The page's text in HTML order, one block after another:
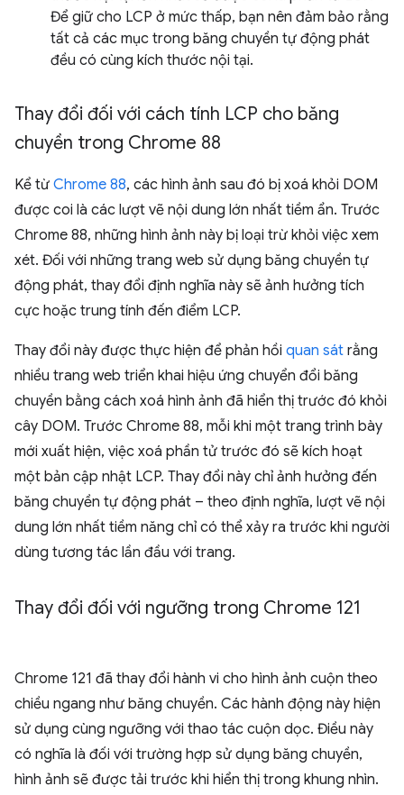
Để giữ cho LCP ở mức thấp, bạn nên đảm bảo rằng
tất cả các mục trong băng chuyền tự động phát
đều có cùng kích thước nội tại.
Thay đổi đối với cách tính LCP cho băng
chuyền trong Chrome 88
Kể từ Chrome 88, các hình ảnh sau đó bị xoá khỏi DOM
được coi là các lượt vẽ nội dung lớn nhất tiềm ẩn. Trước
Chrome 88, những hình ảnh này bị loại trừ khỏi việc xem
xét. Đối với những trang web sử dụng băng chuyền tự
động phát, thay đổi định nghĩa này sẽ ảnh hưởng tích
cực hoặc trung tính đến điểm LCP.
Thay đổi này được thực hiện để phản hồi quan sát rằng
nhiều trang web triển khai hiệu ứng chuyển đổi băng
chuyền bằng cách xoá hình ảnh đã hiển thị trước đó khỏi
cây DOM. Trước Chrome 88, mỗi khi một trang trình bày
mới xuất hiện, việc xoá phần tử trước đó sẽ kích hoạt
một bản cập nhật LCP. Thay đổi này chỉ ảnh hưởng đến
băng chuyền tự động phát – theo định nghĩa, lượt vẽ nội
dung lớn nhất tiềm năng chỉ có thể xảy ra trước khi người
dùng tương tác lần đầu với trang.
Thay đổi đối với ngưỡng trong Chrome 121
Chrome 121 đã thay đổi hành vi cho hình ảnh cuộn theo
chiều ngang như băng chuyền. Các hành động này hiện
sử dụng cùng ngưỡng với thao tác cuộn dọc. Điều này
có nghĩa là đối với trường hợp sử dụng băng chuyền,
hình ảnh sẽ được tải trước khi hiển thị trong khung nhìn.